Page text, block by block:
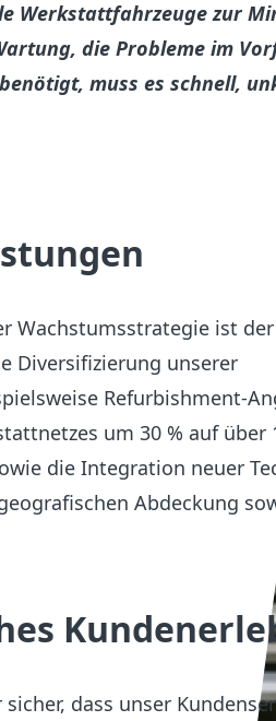
Werkstattfahrzeuge zur
die Probleme im
muss es schnell,
Wachstumsstrategie ist
Diversifizierung unserer
Refurbishment-
um 30 % auf über
die Integration neuer
Abdeckung
dass unser